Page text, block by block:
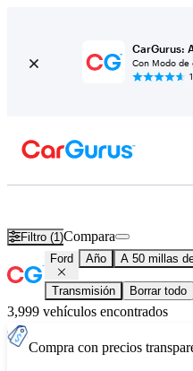
CarGurus:
Con Modo
Filtro (1)Compara
Ford Año A 50 millas
Transmisión Borrar todo
3,999 vehículos encontrados
Compra con precios